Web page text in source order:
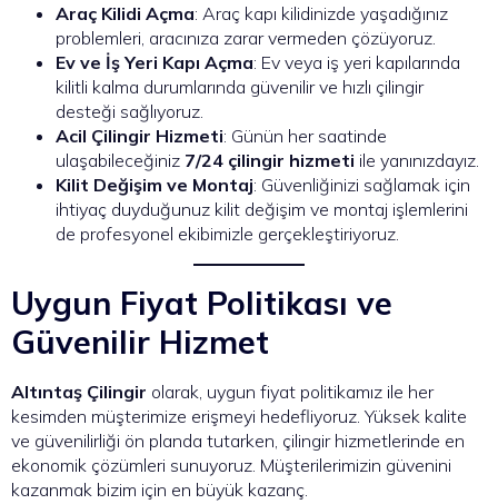
Araç Kilidi Açma: Araç kapı kilidinizde yaşadığınız
problemleri, aracınıza zarar vermeden çözüyoruz.
Ev ve İş Yeri Kapı Açma: Ev veya iş yeri kapılarında
kilitli kalma durumlarında güvenilir ve hızlı çilingir
desteği sağlıyoruz.
Acil Çilingir Hizmeti: Günün her saatinde
ulaşabileceğiniz 7/24 çilingir hizmeti ile yanınızdayız.
Kilit Değişim ve Montaj: Güvenliğinizi sağlamak için
ihtiyaç duyduğunuz kilit değişim ve montaj işlemlerini
de profesyonel ekibimizle gerçekleştiriyoruz.
Uygun Fiyat Politikası ve
Güvenilir Hizmet
Altıntaş Çilingir olarak, uygun fiyat politikamız ile her
kesimden müşterimize erişmeyi hedefliyoruz. Yüksek kalite
ve güvenilirliği ön planda tutarken, çilingir hizmetlerinde en
ekonomik çözümleri sunuyoruz. Müşterilerimizin güvenini
kazanmak bizim için en büyük kazanç.